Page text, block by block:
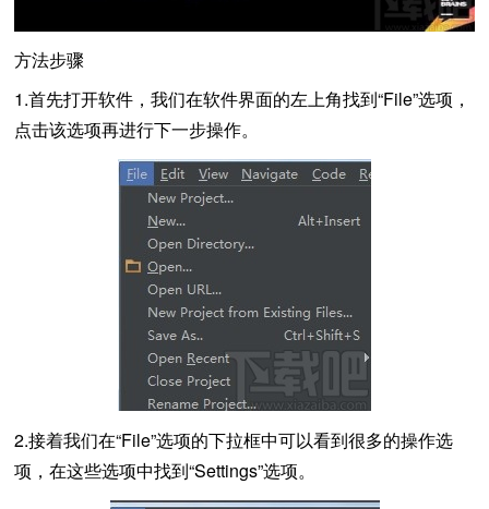
方法步骤
1.首先打开软件，我们在软件界面的左上角找到“File”选项，
点击该选项再进行下一步操作。
2.接着我们在“File”选项的下拉框中可以看到很多的操作选
项，在这些选项中找到“Settings”选项。